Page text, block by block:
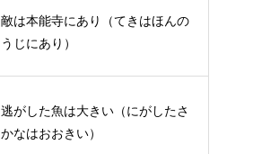
敵は本能寺にあり（てきはほんの
うじにあり）
逃がした魚は大きい（にがしたさ
かなはおおきい）